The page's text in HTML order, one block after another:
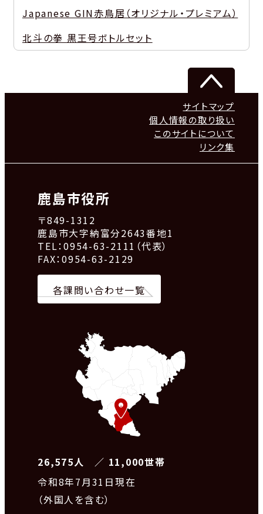
Japanese GIN赤鳥居（オリジナル・プレミアム）
北斗の拳 黒王号ボトルセット
サイトマップ
個人情報の取り扱い
このサイトについて
リンク集
鹿島市役所
〒849-1312
鹿島市大字納富分2643番地1
TEL：0954-63-2111（代表）
FAX：0954-63-2129
各課問い合わせ一覧
26,575人 ／ 11,000世帯
令和8年7月31日現在
（外国人を含む）